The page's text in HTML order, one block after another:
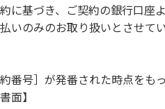
場の管理者や地元住民から川
に基づき、ご契約の銀行口座
いのみのお取り扱いとさせて
番号］が発番された時点をも
面】